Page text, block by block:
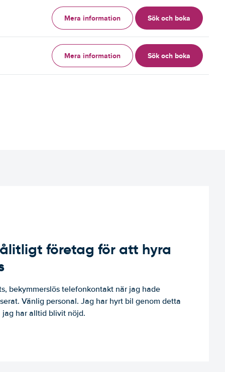
Mera information Sök och boka
Mera information Sök och boka
företag för att hyra
bekymmerslös telefonkontakt när jag hade
Vänlig personal. Jag har hyrt bil genom detta
har alltid blivit nöjd.